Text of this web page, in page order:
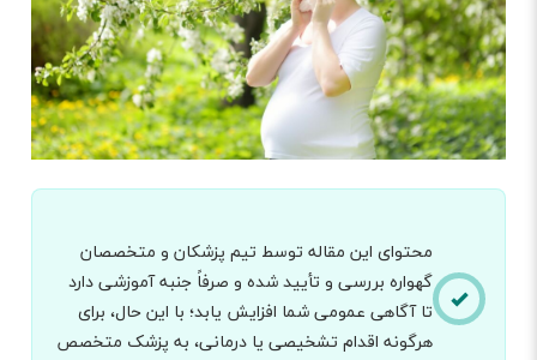
محتوای این مقاله توسط تیم پزشکان و متخصصان
گهواره بررسی و تأیید شده و صرفاً جنبه آموزشی دارد
تا آگاهی عمومی شما افزایش یابد؛ با این حال، برای
هرگونه اقدام تشخیصی یا درمانی، به پزشک متخصص